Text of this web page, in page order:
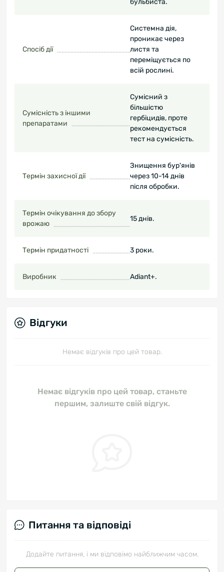
бульбиста.
Спосіб дії
Системна дія,
проникає через
листя та
переміщується по
всій рослині.
Сумісність з іншими
препаратами
Сумісний з
більшістю
гербіцидів, проте
рекомендується
тест на сумісність.
Термін захисної дії
Знищення бур'янів
через 10-14 днів
після обробки.
Термін очікування до збору
врожаю
15 днів.
Термін придатності 3 роки.
Виробник Adiant+.
Відгуки
Немає відгуків про цей товар.
Немає відгуків про цей товар, станьте
першим, залиште свій відгук.
Питання та відповіді
Додайте питання, і ми відповімо найближчим часом.